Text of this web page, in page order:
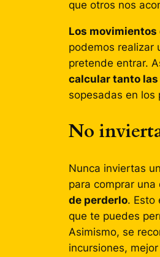
que otros nos
Los movimientos
podemos realizar
pretende entrar.
calcular tanto
sopesadas en los
No
Nunca inviertas
para comprar una
de perderlo. Esto
que te puedes
Asimismo, se
incursiones,